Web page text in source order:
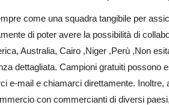
come una squadra tangibile per
di poter avere la possibilità di
Australia, Cairo ,Niger ,Perù ,Non
dettagliata. Campioni gratuiti possono
e-mail e chiamarci direttamente.
con commercianti di diversi